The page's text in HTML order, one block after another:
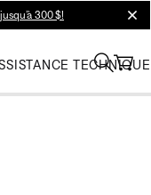
300 $!
TECHNIQUE